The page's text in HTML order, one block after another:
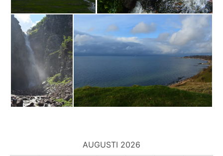
AUGUSTI 2026